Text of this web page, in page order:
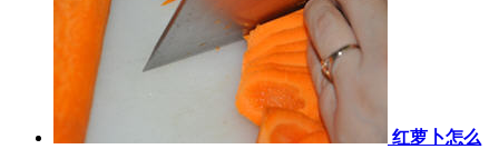
红萝卜怎么